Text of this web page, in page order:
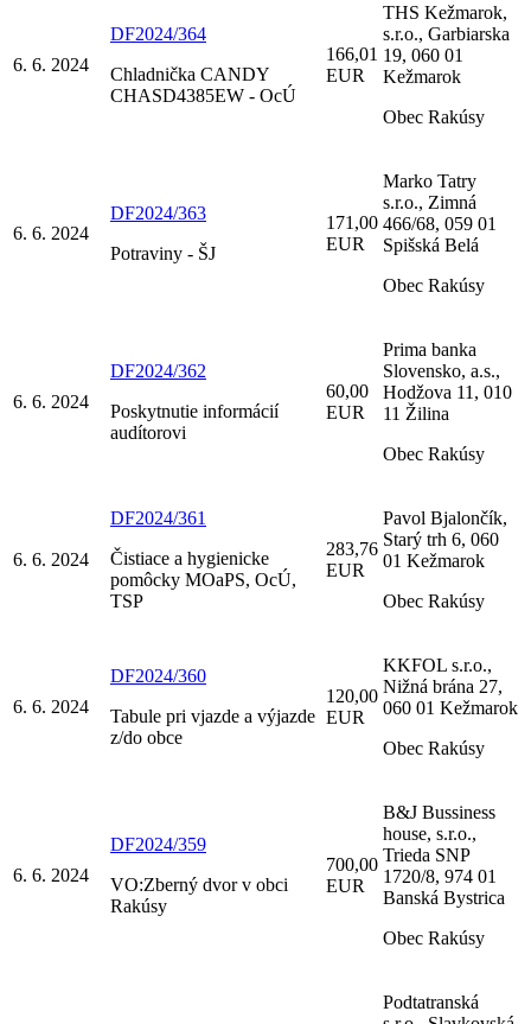
6. 6. 2024
DF2024/364
Chladnička CANDY
CHASD4385EW - OcÚ
166,01
EUR
THS Kežmarok,
s.r.o., Garbiarska
19, 060 01
Kežmarok
Obec Rakúsy
6. 6. 2024
DF2024/363
Potraviny - ŠJ
171,00
EUR
Marko Tatry
s.r.o., Zimná
466/68, 059 01
Spišská Belá
Obec Rakúsy
6. 6. 2024
DF2024/362
Poskytnutie informácií
audítorovi
60,00
EUR
Prima banka
Slovensko, a.s.,
Hodžova 11, 010
11 Žilina
Obec Rakúsy
6. 6. 2024
DF2024/361
Čistiace a hygienicke
pomôcky MOaPS, OcÚ,
TSP
283,76
EUR
Pavol Bjalončík,
Starý trh 6, 060
01 Kežmarok
Obec Rakúsy
6. 6. 2024
DF2024/360
Tabule pri vjazde a výjazde
z/do obce
120,00
EUR
KKFOL s.r.o.,
Nižná brána 27,
060 01 Kežmarok
Obec Rakúsy
6. 6. 2024
DF2024/359
VO:Zberný dvor v obci
Rakúsy
700,00
EUR
B&J Bussiness
house, s.r.o.,
Trieda SNP
1720/8, 974 01
Banská Bystrica
Obec Rakúsy
Podtatranská